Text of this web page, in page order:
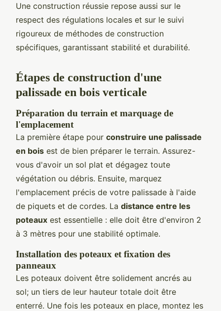
Une construction réussie repose aussi sur le
respect des régulations locales et sur le suivi
rigoureux de méthodes de construction
spécifiques, garantissant stabilité et durabilité.
Étapes de construction d'une
palissade en bois verticale
Préparation du terrain et marquage de
l'emplacement
La première étape pour construire une palissade
en bois est de bien préparer le terrain. Assurez-
vous d'avoir un sol plat et dégagez toute
végétation ou débris. Ensuite, marquez
l'emplacement précis de votre palissade à l'aide
de piquets et de cordes. La distance entre les
poteaux est essentielle : elle doit être d'environ 2
à 3 mètres pour une stabilité optimale.
Installation des poteaux et fixation des
panneaux
Les poteaux doivent être solidement ancrés au
sol; un tiers de leur hauteur totale doit être
enterré. Une fois les poteaux en place, montez les